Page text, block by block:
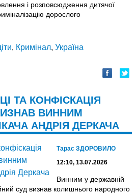
і розповсюдження дитячої
дорослого
, Кримінал, Україна
ТА КОНФІСКАЦІЯ
ВИННИМ
АНДРІЯ ДЕРКАЧА
Тарас ЗДОРОВИЛО
12:10, 13.07.2026
Винним у державній
суд визнав колишнього народного